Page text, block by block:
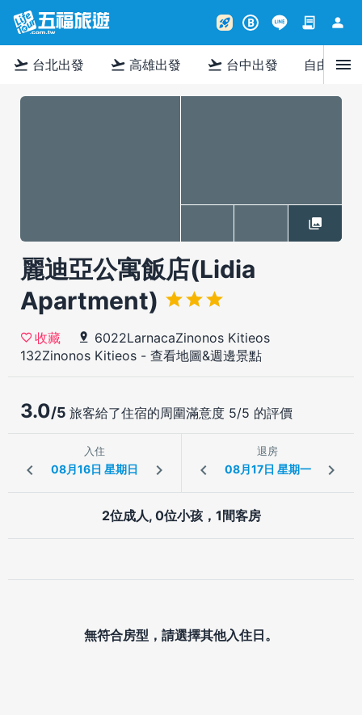
rocket_launch B contract person
flight_takeoff 台北出發 flight_takeoff 高雄出發 flight_takeoff 台中出發 自由行menu
麗迪亞公寓飯店(Lidia
Apartment)
收藏
6022LarnacaZinonos Kitieos
132Zinonos Kitieos - 查看地圖&週邊景點
3.0/5 旅客給了住宿的周圍滿意度 5/5 的評價
入住 退房
2位成人, 0位小孩，1間客房
無符合房型，請選擇其他入住日。